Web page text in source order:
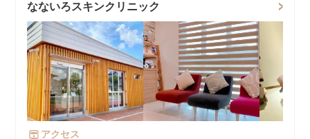
なないろスキンクリニック
アクセス